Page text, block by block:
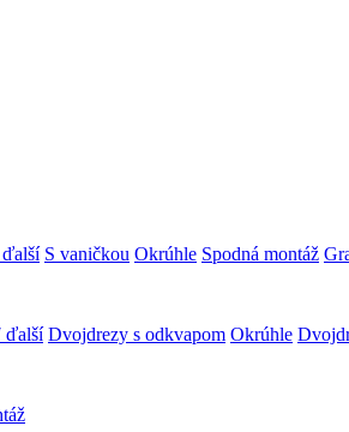
S vaničkou Okrúhle Spodná montáž
ďalší Dvojdrezy s odkvapom Okrúhle